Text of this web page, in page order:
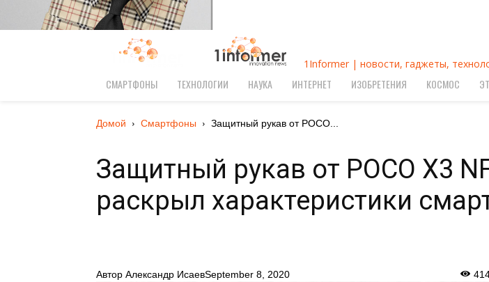
1Informer | новости, гаджеты,
СМАРТФОНЫ ТЕХНОЛОГИИ НАУКА ИНТЕРНЕТ ИЗОБРЕТЕНИЯ КОСМОС
Домой Смартфоны Защитный рукав от POCO...
Защитный рукав от POCO X3
раскрыл характеристики
Автор Александр ИсаевSeptember 8, 2020